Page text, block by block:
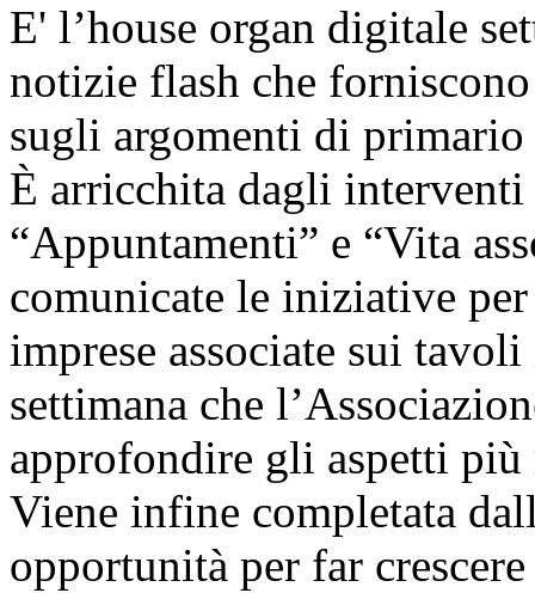
E' l’house organ digitale
notizie flash che
sugli argomenti di primario
È arricchita dagli interventi
“Appuntamenti” e “Vita
comunicate le iniziative
imprese associate sui
settimana che
approfondire gli aspetti
Viene infine completata
opportunità per far crescere